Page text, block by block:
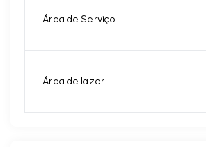
Área de Serviço
Área de lazer